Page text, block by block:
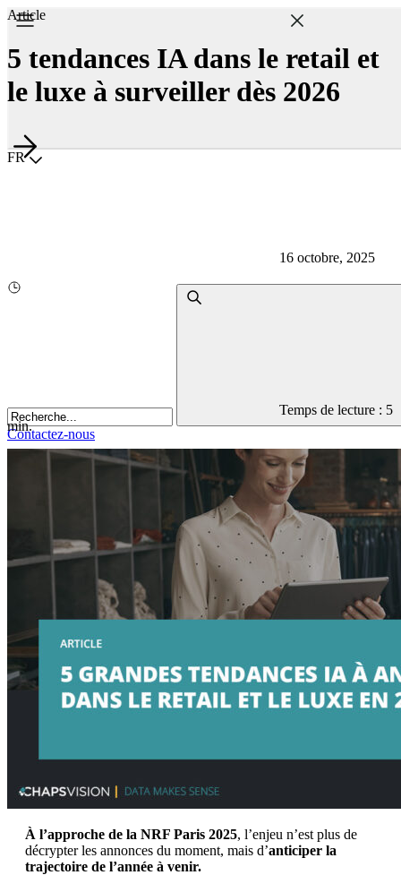
Choisir la langue
FR
Contactez-nous
Article
5 tendances IA dans le retail et
le luxe à surveiller dès 2026
16 octobre, 2025
Temps de lecture : 5
min.
À l’approche de la NRF Paris 2025, l’enjeu n’est plus de
décrypter les annonces du moment, mais d’anticiper la
trajectoire de l’année à venir.